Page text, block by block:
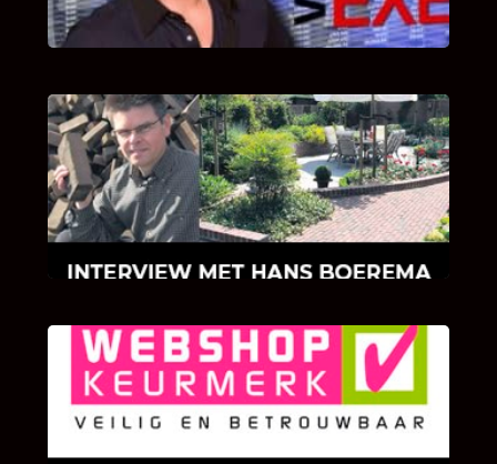
INTERVIEW MET HANS BOEREMA
Hoe Bricks and Stones ontstaan is en wat
Hans Boerema motiveert in de wereld van
klinkers en tegels!
KLANT BEOORDELINGEN
We zijn er zeer op gesteld om te weten wat u
als klant van ons en onze diensten vindt.